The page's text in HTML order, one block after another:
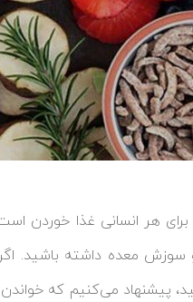
هر انسانی غذا خوردن
سوزش معده داشته باشید.
پیشنهاد می‌کنیم که خواندن